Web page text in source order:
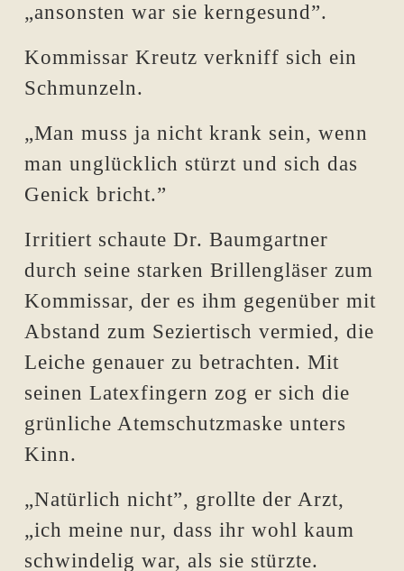
„ansonsten war sie kerngesund”.
Kommissar Kreutz verkniff sich ein
Schmunzeln.
„Man muss ja nicht krank sein, wenn
man unglücklich stürzt und sich das
Genick bricht.”
Irritiert schaute Dr. Baumgartner
durch seine starken Brillengläser zum
Kommissar, der es ihm gegenüber mit
Abstand zum Seziertisch vermied, die
Leiche genauer zu betrachten. Mit
seinen Latexfingern zog er sich die
grünliche Atemschutzmaske unters
Kinn.
„Natürlich nicht”, grollte der Arzt,
„ich meine nur, dass ihr wohl kaum
schwindelig war, als sie stürzte.